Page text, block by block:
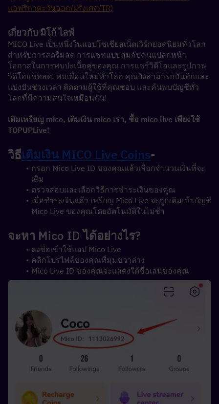
แอฟริกาตะวันออก/ฝรั่งเศส/TR)
เกี่ยวกับ มิโก้ ไลฟ์
MICO Live เป็นหนึ่งในแอปโซเชียลเน็ตเวิร์กยอดนิยมทั่วโลก
สำหรับการสตรีมสด การแชทแบบสุ่มกับคนแปลกหน้า
โอกาสในการพบปะเนื้อคู่ของคุณ การแชร์วิดีโอและรูปภาพ
วิดีโอแชทสด! พบเพื่อนใหม่ทั่วโลก คุณยังสามารถบันทึกและ
แบ่งปันช่วงเวลา ติดตามผู้ใช้ที่คุณชอบ และค้นพบบัญชีทั่ว
โลกที่มีความสนใจเหมือนกัน!
เติมเหรียญ mico, เติมเงิน mico เรา, ซื้อ mico live เพียงใช้
TOPUPLive!
วิธีเติมเงิน MICO Live Coins-
กรอก Mico Live ID ของคุณแล้วเลือกจำนวนเงินที่จะ
เติม
ตรวจสอบและเลือกวิธีการชำระเงินของคุณ
เมื่อชำระเงินแล้ว เหรียญ Mico Live จะถูกเติมเข้าบัญชี
Mico Live ของคุณโดยอัตโนมัติในไม่ช้า
จะหา Mico ID ได้อย่างไร?
ลงชื่อเข้าใช้แอป Mico Live
คลิกโปรไฟล์ของคุณที่มุมขวาล่าง
Mico Live ID ของคุณจะแสดงใต้ชื่อเล่นของคุณ